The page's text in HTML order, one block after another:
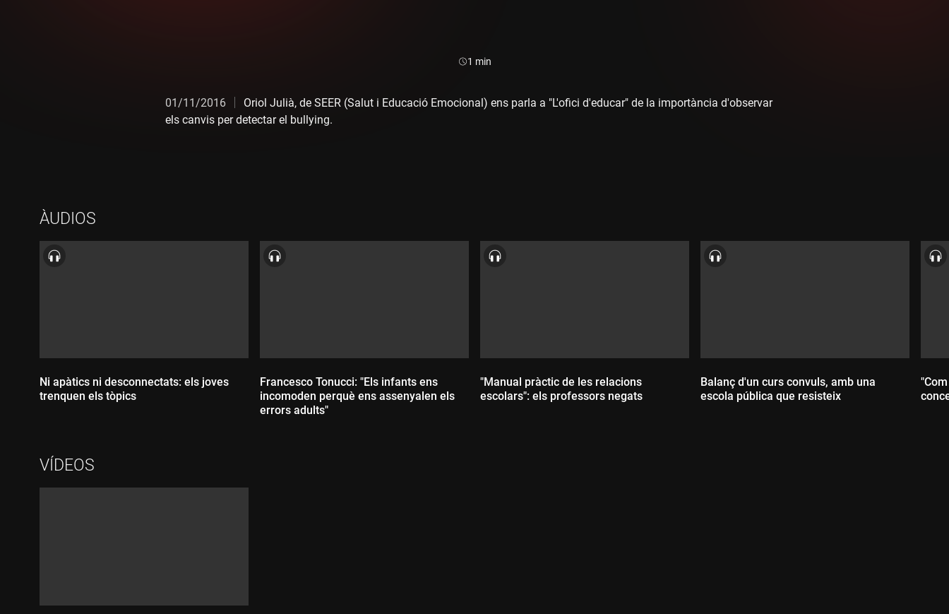
Durada:
1 min
01/11/2016
Oriol Julià, de SEER (Salut i Educació Emocional) ens parla a "L'ofici d'educar" de la importància d'observar
els canvis per detectar el bullying.
ÀUDIOS
Ni apàtics ni desconnectats: els joves
trenquen els tòpics
Francesco Tonucci: "Els infants ens
incomoden perquè ens assenyalen els
errors adults"
"Manual pràctic de les relacions
escolars": els professors negats
Balanç d'un curs convuls, amb una
escola pública que resisteix
VÍDEOS